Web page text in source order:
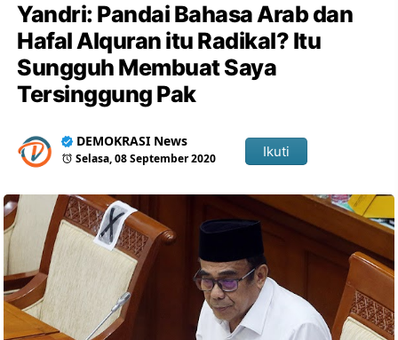
Yandri: Pandai Bahasa Arab dan
Hafal Alquran itu Radikal? Itu
Sungguh Membuat Saya
Tersinggung Pak
DEMOKRASI News
Selasa, 08 September 2020 Ikuti